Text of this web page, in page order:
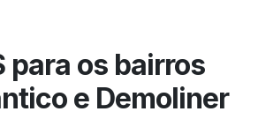
para os bairros
e Demoliner